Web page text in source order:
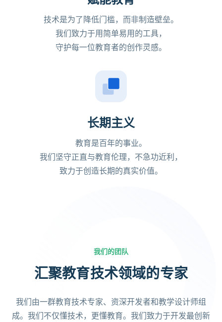
技术是为了降低门槛，而非制造壁垒。
我们致力于用简单易用的工具，
守护每一位教育者的创作灵感。
长期主义
教育是百年的事业。
我们坚守正直与教育伦理，不急功近利，
致力于创造长期的真实价值。
我们的团队
汇聚教育技术领域的专家
我们由一群教育技术专家、资深开发者和教学设计师组
成。我们不仅懂技术，更懂教育。我们致力于开发最创新